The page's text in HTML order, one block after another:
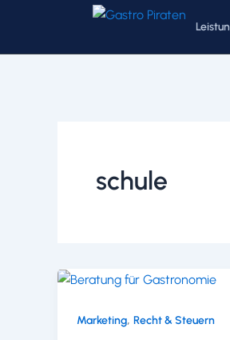
springen
schule
Marketing, Recht & Steuern